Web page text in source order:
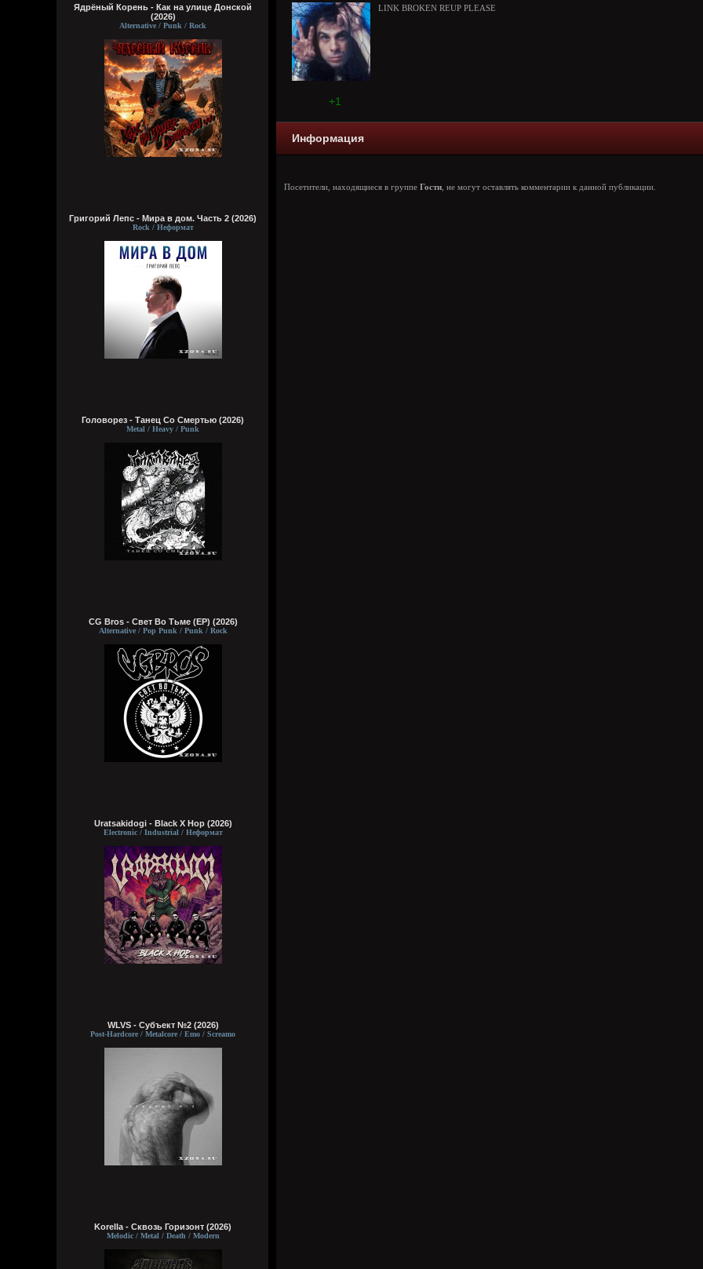
Ядрёный Корень - Как на улице Донской
(2026)
Alternative / Punk / Rock
Григорий Лепс - Мира в дом. Часть 2 (2026)
Rock / Неформат
Головорез - Tанец Со Смертью (2026)
Metal / Heavy / Punk
CG Bros - Свет Во Тьме (EP) (2026)
Alternative / Pop Punk / Punk / Rock
Uratsakidogi - Black X Hop (2026)
Electronic / Industrial / Неформат
WLVS - Субъект №2 (2026)
Post-Hardcore / Metalcore / Emo / Screamo
Korella - Сквозь Горизонт (2026)
Melodic / Metal / Death / Modern
LINK BROKEN REUP PLEASE
+1
Информация
Посетители, находящиеся в группе Гости , не могут оставлять комментарии к данной публикации.